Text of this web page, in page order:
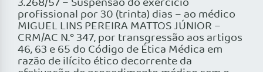
profissional por 30 (trinta) dias – ao médico
MIGUEL LINS PEREIRA MATTOS JÚNIOR –
CRM/AC N.° 347, por transgressão aos artigos
46, 63 e 65 do Código de Ética Médica em
razão de ilícito ético decorrente da